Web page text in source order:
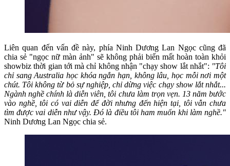
Liên quan đến vấn đề này, phía Ninh Dương Lan Ngọc cũng đã
chia sẻ "ngọc nữ màn ảnh" sẽ không phải biến mất hoàn toàn khỏi
showbiz thời gian tới mà chỉ không nhận "chạy show lắt nhắt": "Tôi
chỉ sang Australia học khóa ngắn hạn, không lâu, học mỗi nơi một
chút. Tôi không từ bỏ sự nghiệp, chỉ dừng việc chạy show lắt nhắt...
Ngành nghề chính là diễn viên, tôi chưa làm trọn vẹn. 13 năm bước
vào nghề, tôi có vai diễn để đời nhưng đến hiện tại, tôi vẫn chưa
tìm được vai diễn như vậy. Đó là điều tôi ham muốn khi làm nghề."
Ninh Dương Lan Ngọc chia sẻ.